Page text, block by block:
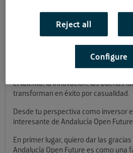
startupper, como bien le definen sus
inversor italiano que ha encontrado
desarrolladas en Andalucía un nicho
mucho y muy buenos proyectos
Hemos charlado con él para
el talento, la innovación, las buenas
transforman en éxito por casualidad.
Desde tu perspectiva como inversor
interesante de Andalucía Open
En primer lugar, quiero dar las
Andalucía Open Future es como una
Reject all
Configure